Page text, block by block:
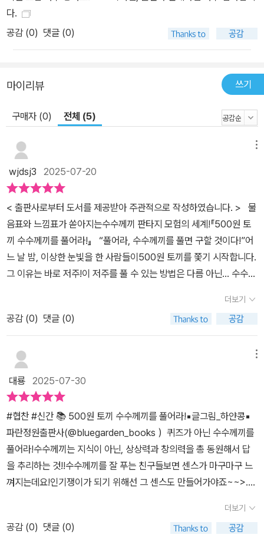
다.
공감 (0) 댓글 (0)
마이리뷰 쓰기
구매자 (0) 전체 (5)
wjdsj3 2025-07-20
< 출판사로부터 도서를 제공받아 주관적으로 작성하였습니다. > 물
음표와 느낌표가 쏟아지는수수께끼 판타지 모험의 세계!『500원 토
끼 수수께끼를 풀어라!』 “풀어라, 수수께끼를 풀면 구할 것이다!”어
느 날 밤, 이상한 눈빛을 한 사람들이500원 토끼를 쫓기 시작합니다.
그 이유는 바로 저주!이 저주를 풀 수 있는 방법은 다름 아닌… 수수께
탐정마저 괴물로 변한 상황에서흑마법 방어단의 연지를 만나 단서를
얻지만,하지만 모든 게 그렇게 쉬울 리 없죠. 진짜 저주의 원인을 밝
히기 위해이제 그들은 저주를 건 흑마법사를 찾아본격적인 모험에 시
자가합니다! 『500원 토끼 수수께끼를 풀어라!』는기발한 전개와 유
쾌한 캐릭터들이 어우러진미스터리 수수께끼 판타지 학습만화 책입
니다. 매 장면마다 등장하는 흥미로운 수수께끼,귀엽지만 씩씩한 토
끼와 다람쥐의 팀플레이,그리고 저주와 마법, 용기 있는 선택까지!
읽는 내내 “다음 수수께끼는 뭐지?” 궁금하게 만드는 구성아이가 직
접 수수께끼를 풀어보며 몰입하는 독서 경험상상력과 사고력을 자연
스럽게 키워주는 이야기 판타지, 추리, 웃음까지 모두 담긴 한 권의
책500원 토끼와 다람쥐가 흑마법사를 찾아 떠나는 파란만장 대모험
속,신비로운 수수께끼의 사계로 함께 떠나볼까요? #파란정원 #맛
있는공부 #500원토끼수수께끼를풀어라 #500원토끼 #하얀콩작가
#수수께끼 #초등추천도서 #맛있는공부시리즈 #초등수수께끼 #초
더보기
공감 (0) 댓글 (0)
대룡 2025-07-30
#협찬 #신간 📚 500원 토끼 수수께끼를 풀어라!▪️글그림_하얀콩▪️
파란정원출판사(@bluegarden_books ）퀴즈가 아닌 수수께끼를
풀어라!수수께끼는 지식이 아닌, 상상력과 창의력을 총 동원해서 답
을 추리하는 것!!수수께끼를 잘 푸는 친구들보면 센스가 마구마구 느
껴지는데요!인기쟁이가 되기 위해선 그 센스도 만들어가야죠~~>.<
알고보니 500원 토끼 시리즈들이 이미 많이 나왔더라고요^^ 다른 퀴
즈들도 봐야겠어요:)✨️✨️ <500원 토끼 수수께끼를 풀어라!> 에는
더보기
공감 (0) 댓글 (0)